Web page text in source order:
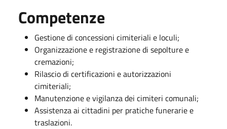
Competenze
Gestione di concessioni cimiteriali e loculi;
Organizzazione e registrazione di sepolture e
cremazioni;
Rilascio di certificazioni e autorizzazioni
cimiteriali;
Manutenzione e vigilanza dei cimiteri comunali;
Assistenza ai cittadini per pratiche funerarie e
traslazioni.